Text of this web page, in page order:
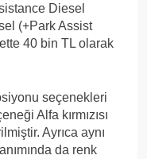
Diesel
(+Park Assist
40 bin TL olarak
seçenekleri
Alfa kırmızısı
Ayrıca aynı
da renk